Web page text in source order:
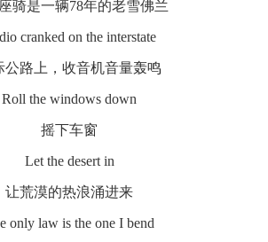
骑是一辆78年的老雪佛兰
cranked on the interstate
公路上，收音机音量轰鸣
Roll the windows down
摇下车窗
Let the desert in
让荒漠的热浪涌进来
only law is the one I bend